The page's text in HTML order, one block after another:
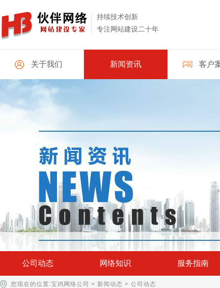
持续技术创新
专注网站建设二十年
关于我们 新闻资讯 客户
公司动态 网络知识 服务指南
您现在的位置:宝鸡网络公司 > 新闻动态 > 公司动态